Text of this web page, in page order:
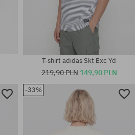
T-shirt adidas Skt Exc Yd
219,90 PLN 149,90 PLN
-33%